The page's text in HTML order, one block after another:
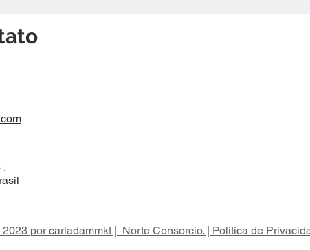
,
por carladammkt | Norte Consorcio. | Politica de